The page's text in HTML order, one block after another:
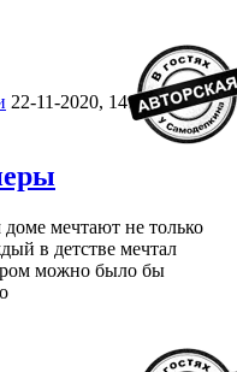
22-11-2020, 14:13 6
мечтают не только
в детстве мечтал
можно было бы